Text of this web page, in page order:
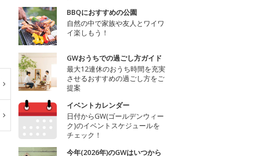
BBQにおすすめの公園
自然の中で家族や友人とワイワ
イ楽しもう！
GWおうちでの過ごし方ガイド
最大12連休のおうち時間を充実
させるおすすめの過ごし方をご
提案
イベントカレンダー
日付からGW(ゴールデンウィー
ク)のイベントスケジュールを
チェック！
今年(2026年)のGWはいつから